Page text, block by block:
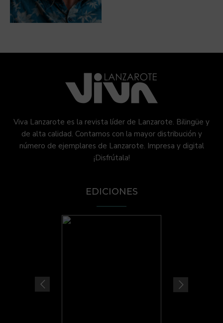
Viva Lanzarote es la revista líder de Lanzarote. Bilingüe y
de alta calidad. Contamos con la mayor distribución y
número de ejemplares de Lanzarote. Impresa y digital
¡Disfrútala!
EDICIONES